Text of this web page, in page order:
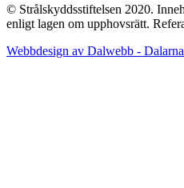
© Strålskyddsstiftelsen 2020.
enligt lagen om upphovsrätt.
Webbdesign av Dalwebb -